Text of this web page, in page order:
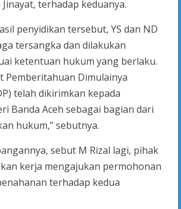
terhadap keduanya.
penyidikan tersebut, YS dan ND
tersangka dan dilakukan
ketentuan hukum yang berlaku.
Pemberitahuan Dimulainya
telah dikirimkan kepada
Banda Aceh sebagai bagian dari
hukum,” sebutnya.
sebut M Rizal lagi, pihak
kerja mengajukan permohonan
terhadap kedua